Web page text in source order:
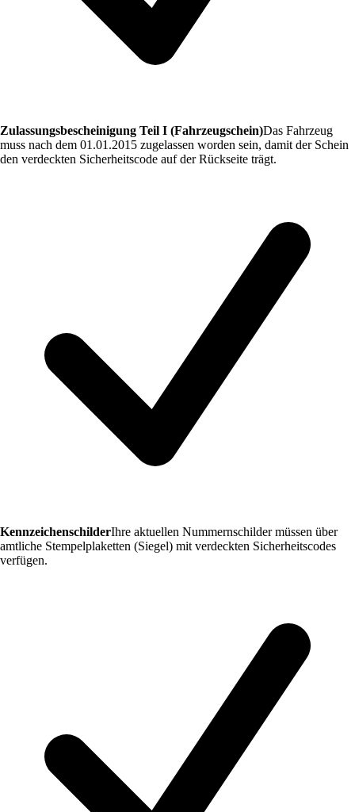
Zulassungsbescheinigung Teil I (Fahrzeugschein)Das Fahrzeug
muss nach dem 01.01.2015 zugelassen worden sein, damit der Schein
den verdeckten Sicherheitscode auf der Rückseite trägt.
KennzeichenschilderIhre aktuellen Nummernschilder müssen über
amtliche Stempelplaketten (Siegel) mit verdeckten Sicherheitscodes
verfügen.